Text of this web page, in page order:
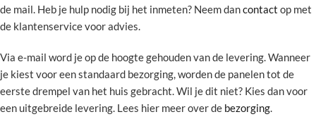
de mail. Heb je hulp nodig bij het inmeten? Neem dancontact op met
de klantenservice voor advies.
Via e-mail word je op de hoogte gehouden van de levering. Wanneer
je kiest voor een standaard bezorging, worden de panelen tot de
eerste drempel van het huis gebracht. Wil je dit niet? Kies dan voor
een uitgebreide levering. Lees hier meer over de bezorging.